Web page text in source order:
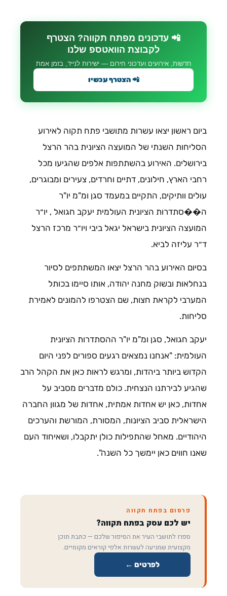
📲 עדכונים מפתח תקווה? הצטרף
לקבוצת הוואטספ שלנו
חדשות, אירועים ועדכוני חירום — ישירות לנייד, בזמן אמת
📲 הצטרף עכשיו
ביום ראשון יצאו עשרות מתושבי פתח תקוה לאירוע
הסליחות השנתי של המועצה הציונית בהר הרצל
בירושלים. האירוע בהשתתפות אלפים שהגיעו מכל
רחבי הארץ, חילונים, דתיים וחרדים, צעירים ומבוגרים,
עולים וותיקים, התקיים במעמד סגן ומ"מ יו"ר
ה��סתדרות הציונית העולמית יעקב חגואל , יו״ר
המועצה הציונית בישראל יגאל ביבי ויו״ר מרכז הרצל
ד״ר עליזה לביא.
בסיום האירוע בהר הרצל יצאו המשתתפים לסיור
בנחלאות ובשוק מחנה יהודה, אותו סיימו בכותל
המערבי לקראת חצות, שם הצטרפו להמונים לאמירת
סליחות.
יעקב חגואל, סגן ומ"מ יו"ר ההסתדרות הציונית
העולמית: "אנחנו נמצאים רגעים ספורים לפני היום
הקדוש ביותר ביהדות, ומרגש לראות כאן את הקהל הרב
שהגיע לבירתנו הנצחית. כולם מדברים מסביב על
אחדות, כאן יש אחדות אמתית, אחדות של מגוון החברה
הישראלית סביב הציונות, המסורת, המורשת והערכים
היהודיים. מאחל שהתפילות כולן יתקבלו, ושאיחוד העם
שאנו חווים כאן יימשך כל השנה".
פרסום בפתח תקווה
יש לכם עסק בפתח תקווה?
ספרו לתושבי העיר את הסיפור שלכם — כתבת תוכן
מקצועית שמגיעה לעשרות אלפי קוראים מקומיים.
לפרטים ←